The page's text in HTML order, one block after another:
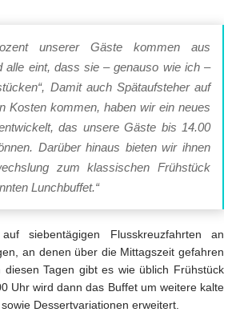
unserer Gäste kommen aus
alle eint, dass sie – genauso wie ich –
Damit auch Spätaufsteher auf
Kosten kommen, haben wir ein neues
das unsere Gäste bis 14.00
Darüber hinaus bieten wir ihnen
zum klassischen Frühstück
Lunchbuffet.“
siebentägigen Flusskreuzfahrten an
an denen über die Mittagszeit gefahren
diesen Tagen gibt es wie üblich Frühstück
Uhr wird dann das Buffet um weitere kalte
Dessertvariationen erweitert.